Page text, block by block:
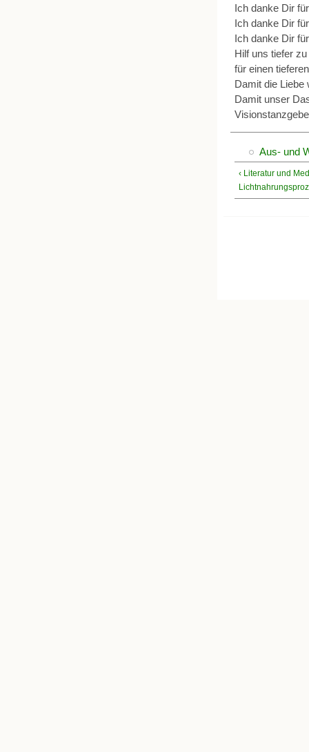
Ich danke Dir
Ich danke Dir
Ich danke Dir
Hilf uns tiefer
für einen
Damit die Liebe
Damit unser
Aus- und
‹ Literatur und